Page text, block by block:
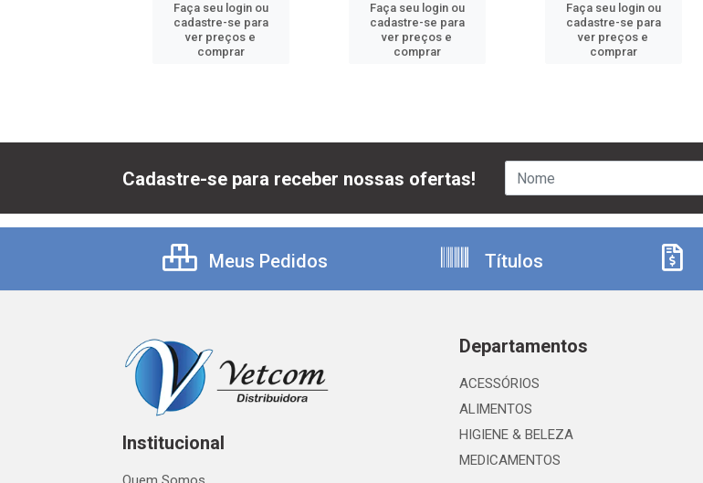
Faça seu login ou
cadastre-se para
ver preços e
comprar
Faça seu login ou
cadastre-se para
ver preços e
comprar
Faça seu login ou
cadastre-se para
ver preços e
comprar
Cadastre-se para receber nossas ofertas!
Meus Pedidos Títulos
Institucional
Departamentos
ACESSÓRIOS
ALIMENTOS
HIGIENE & BELEZA
MEDICAMENTOS